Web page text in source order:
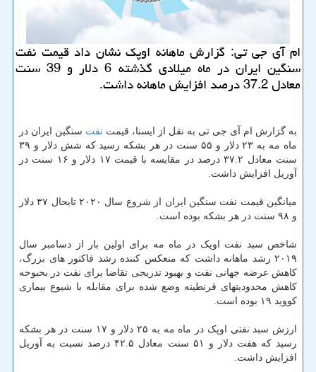
ام آی جی تی: گزارش ماهانه اوپك نشان داد قیمت نفت
سنگین ایران در ماه میلادی گذشته 6 دلار و 39 سنت
معادل 37.2 درصد افزایش ماهانه داشت.
به گزارش ام آی جی تی به نقل از ایسنا، قیمت نفت سنگین ایران در
ماه مه به ۲۳ دلار و ۵۵ سنت در هر بشکه رسید که شش دلار و ۳۹
سنت معادل ۳۷.۲ درصد در مقایسه با قیمت ۱۷ دلار و ۱۶ سنت در
آوریل افزایش داشت.
میانگین قیمت نفت سنگین ایران از شروع سال ۲۰۲۰ تابحال ۳۷ دلار
و ۹۸ سنت در هر بشکه بوده است.
شاخص سبد نفت اوپک در ماه مه برای اولین بار از دسامبر سال
۲۰۱۹ رشد ماهانه داشت که منعکس کننده رشد فاکتور های بزرگ،
کاهش عرضه جهانی نفت و بهبود تدریجی تقاضا برای نفت در بحبوحه
کاهش محدودیتهای قرنطینه وضع شده برای مقابله با شیوع بیماری
کووید ۱۹ بوده است.
ارزش سبد نفتی اوپک در ماه مه به ۲۵ دلار و ۱۷ سنت در هر بشکه
رسید که هفت دلار و ۵۱ سنت معادل ۴۲.۵ درصد نسبت به آوریل
افزایش داشت.